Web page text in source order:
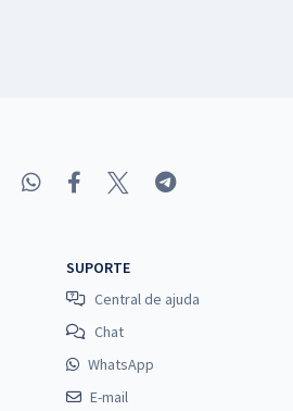
SUPORTE
Central de ajuda
Chat
WhatsApp
E-mail